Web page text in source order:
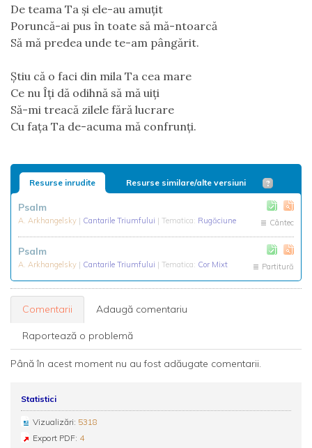
De teama Ta şi ele-au amuţit
Poruncă-ai pus în toate să mă-ntoarcă
Să mă predea unde te-am pângărit.
Ştiu că o faci din mila Ta cea mare
Ce nu Îţi dă odihnă să mă uiţi
Să-mi treacă zilele fără lucrare
Cu faţa Ta de-acuma mă confrunţi.
Resurse inrudite Resurse similare/alte versiuni
Psalm
A. Arkhangelsky | Cantarile Triumfului | Tematica: Rugăciune Cântec
Psalm
A. Arkhangelsky | Cantarile Triumfului | Tematica: Cor Mixt Partitură
Comentarii Adaugă comentariu
Raportează o problemă
Până în acest moment nu au fost adăugate comentarii.
Statistici
Vizualizări: 5318
Export PDF: 4